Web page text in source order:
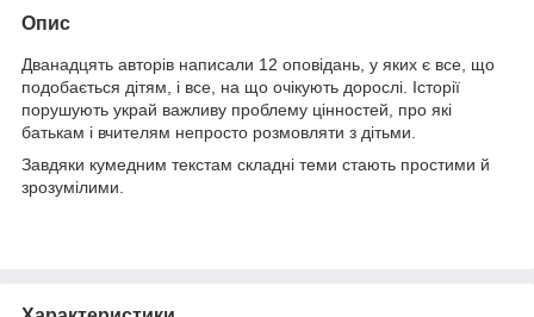
Опис
Дванадцять авторів написали 12 оповідань, у яких є все, що
подобається дітям, і все, на що очікують дорослі. Історії
порушують украй важливу проблему цінностей, про які
батькам і вчителям непросто розмовляти з дітьми.
Завдяки кумедним текстам складні теми стають простими й
зрозумілими.